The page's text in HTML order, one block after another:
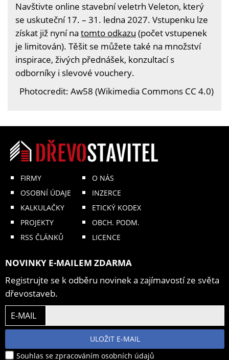
Navštivte online stavební veletrh Veleton, který
se uskuteční 17. – 31. ledna 2027. Vstupenku lze
získat již nyní na tomto odkazu (počet vstupenek
je limitován). Těšit se můžete také na množství
inspirace, živých přednášek, konzultací s
odborníky i slevové vouchery.
Photocredit: Aw58 (Wikimedia Commons CC 4.0)
FIRMY
OSOBNÍ ÚDAJE
KALKULAČKY
PROJEKTY
RSS ČLÁNKŮ
O NÁS
INZERCE
ETICKÝ KODEX
OBCH. PODM.
LICENCE
NOVINKY E-MAILEM ZDARMA
Registrujte se k odběru novinek a zajímavostí ze světa
dřevostaveb.
E-MAIL
ULOŽIT E-MAIL
Souhlas se zpracováním osobních údajů